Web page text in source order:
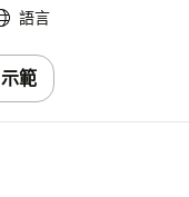
語言
示範